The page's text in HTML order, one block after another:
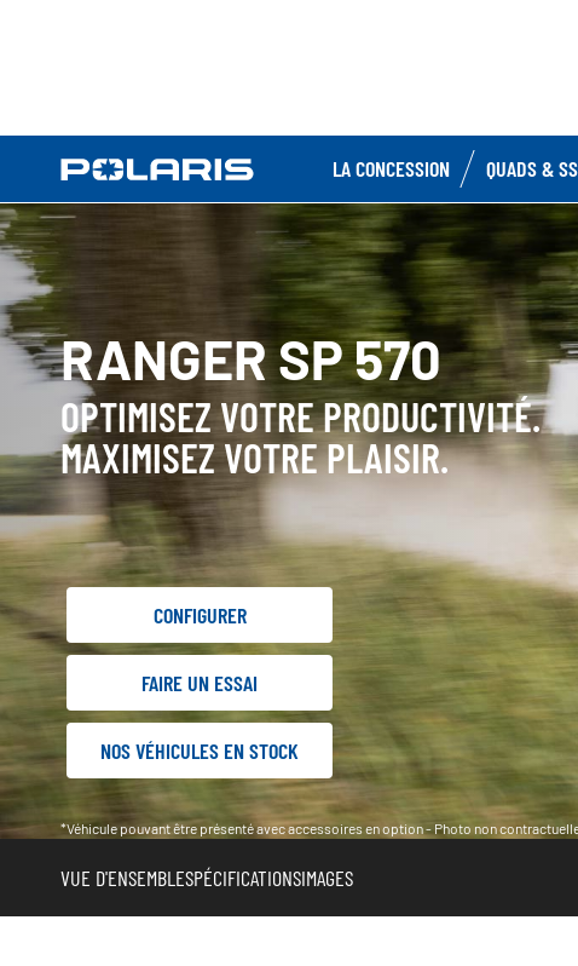
LA CONCESSION QUADS &
RANGER SP 570
OPTIMISEZ VOTRE PRODUCTIVITÉ.
MAXIMISEZ VOTRE PLAISIR.
CONFIGURER
FAIRE UN ESSAI
NOS VÉHICULES EN STOCK
*Véhicule pouvant être présenté avec accessoires en option - Photo non
VUE D'ENSEMBLESPÉCIFICATIONSIMAGES